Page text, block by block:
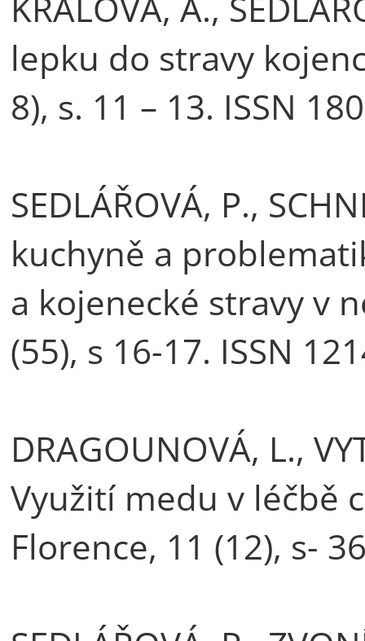
lepku do stravy
8), s. 11 – 13. ISSN
SEDLÁŘOVÁ, P.,
kuchyně a
a kojenecké stravy v
(55), s 16-17. ISSN
DRAGOUNOVÁ, L.,
Využití medu v léčbě
Florence, 11 (12), s-